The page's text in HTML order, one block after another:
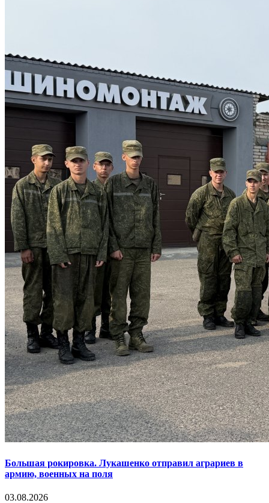
Большая рокировка. Лукашенко отправил аграриев в
армию, военных на поля
03.08.2026